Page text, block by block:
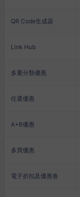
QR Code生成器
Link Hub
多重分類優惠
任選優惠
A+B優惠
多買優惠
電子折扣及優惠卷